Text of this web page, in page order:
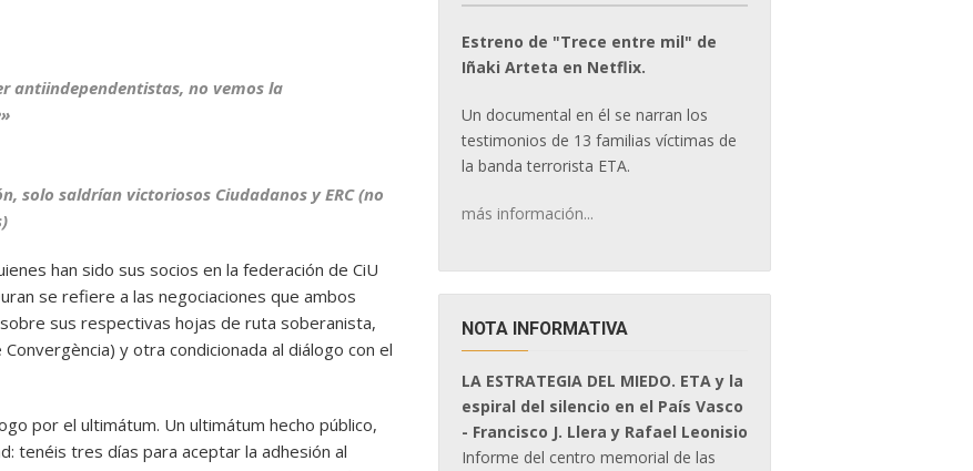
antiindependentistas, no vemos la
solo saldrían victoriosos Ciudadanos y ERC (no
han sido sus socios en la federación de CiU
se refiere a las negociaciones que ambos
sus respectivas hojas de ruta soberanista,
y otra condicionada al diálogo con el
por el ultimátum. Un ultimátum hecho público,
tenéis tres días para aceptar la adhesión al
Estreno de "Trece entre mil" de
Iñaki Arteta en Netflix.
Un documental en él se narran los
testimonios de 13 familias víctimas de
la banda terrorista ETA.
más información...
NOTA INFORMATIVA
LA ESTRATEGIA DEL MIEDO. ETA y la
espiral del silencio en el País Vasco
- Francisco J. Llera y Rafael Leonisio
Informe del centro memorial de las